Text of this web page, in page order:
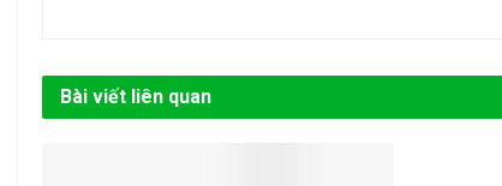
Bài viết liên quan